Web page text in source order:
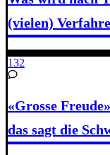
(vielen)
132
«Grosse
das sagt die